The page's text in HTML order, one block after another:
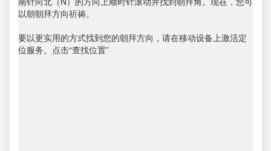
以朝朝拜方向祈祷。
要以更实用的方式找到您的朝拜方向，请在移动设备上激活定
位服务。点击“查找位置”